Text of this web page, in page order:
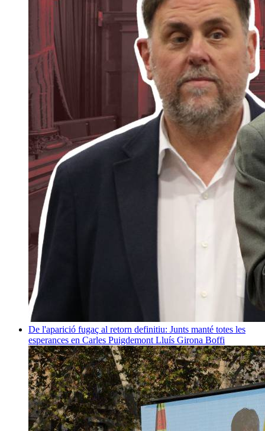
De l'aparició fugaç al retorn definitiu: Junts manté totes les
esperances en Carles Puigdemont Lluís Girona Boffi